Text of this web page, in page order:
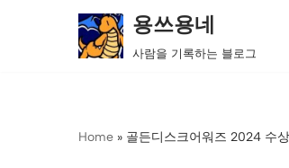
용쓰용네
사람을 기록하는 블로그
Home » 골든디스크어워즈 2024 수